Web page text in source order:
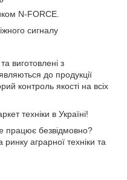
N-FORCE.
сигналу
виготовлені з
до продукції
контроль якості на всіх
техніки в Україні!
працює безвідмовно?
аграрної техніки та